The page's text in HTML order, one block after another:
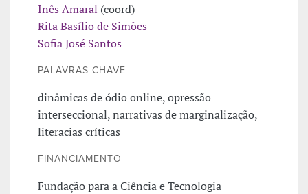
Inês Amaral (coord)
Rita Basílio de Simões
Sofia José Santos
PALAVRAS-CHAVE
dinâmicas de ódio online, opressão
interseccional, narrativas de marginalização,
literacias críticas
FINANCIAMENTO
Fundação para a Ciência e Tecnologia